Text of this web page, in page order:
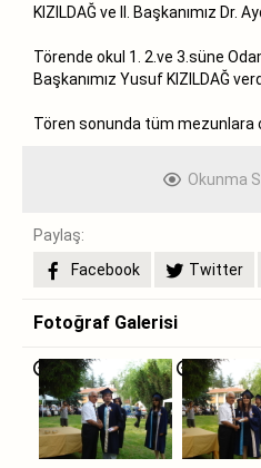
KIZILDAĞ ve II. Başkanımız Dr.
Törende okul 1. 2.ve 3.süne
Başkanımız Yusuf KIZILDAĞ
Tören sonunda tüm mezunlara
Okunma
Paylaş:
Facebook
Twitter
Fotoğraf Galerisi